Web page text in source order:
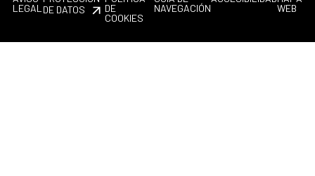
LEGAL DE DATOS
DE
COOKIES
NAVEGACIÓN
WEB